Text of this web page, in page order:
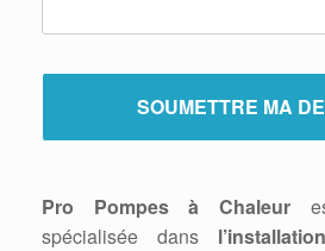
Pro Pompes à Chaleur
spécialisée dans